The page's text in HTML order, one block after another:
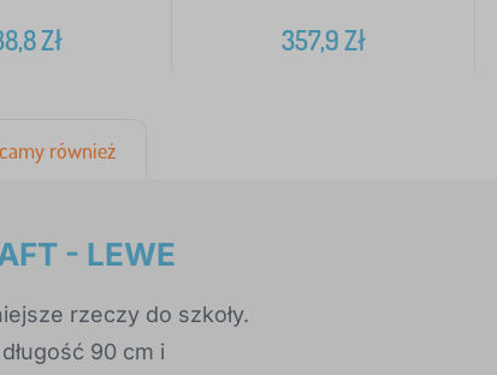
Zł 357,9Zł
również
- LEWE
rzeczy do szkoły.
90 cm i